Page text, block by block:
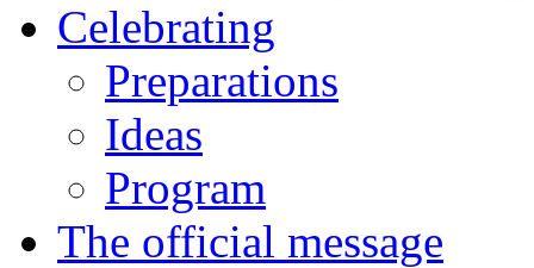
Celebrating
Preparations
Ideas
Program
The official message